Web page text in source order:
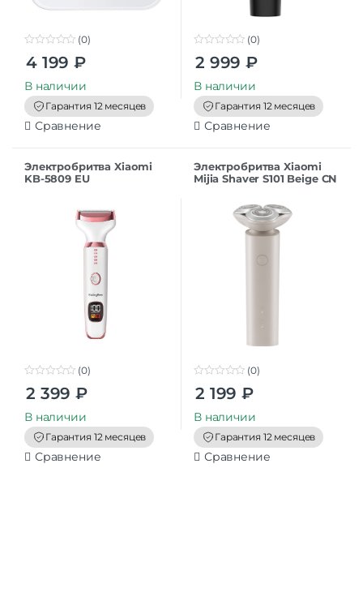
o
t
o
f
5
(0)
4 199 ₽
В наличии
Гарантия 12 месяцев
Сравнение
o
t
o
f
5
(0)
2 999 ₽
В наличии
Гарантия 12 месяцев
Сравнение
Электробритва Xiaomi
KB-5809 EU
o
t
o
f
5
(0)
2 399 ₽
В наличии
Гарантия 12 месяцев
Сравнение
Электробритва Xiaomi
Mijia Shaver S101 Beige CN
o
t
o
f
5
(0)
2 199 ₽
В наличии
Гарантия 12 месяцев
Сравнение